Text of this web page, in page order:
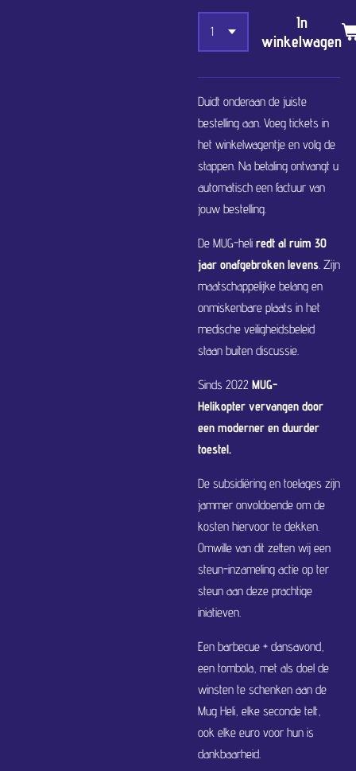
In
winkelwagen
Duidt onderaan de juiste
bestelling aan. Voeg tickets in
het winkelwagentje en volg de
stappen. Na betaling ontvangt u
automatisch een factuur van
jouw bestelling.
De MUG-heli redt al ruim 30
jaar onafgebroken levens. Zijn
maatschappelijke belang en
onmiskenbare plaats in het
medische veiligheidsbeleid
staan buiten discussie.
Sinds 2022 MUG-
Helikopter vervangen door
een moderner en duurder
toestel.
De subsidiëring en toelages zijn
jammer onvoldoende om de
kosten hiervoor te dekken.
Omwille van dit zetten wij een
steun-inzameling actie op ter
steun aan deze prachtige
iniatieven.
Een barbecue + dansavond,
een tombola, met als doel de
winsten te schenken aan de
Mug Heli, elke seconde telt,
ook elke euro voor hun is
dankbaarheid.